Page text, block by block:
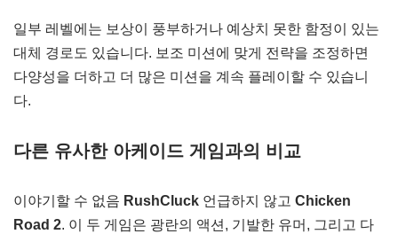
일부 레벨에는 보상이 풍부하거나 예상치 못한 함정이 있는
대체 경로도 있습니다. 보조 미션에 맞게 전략을 조정하면
다양성을 더하고 더 많은 미션을 계속 플레이할 수 있습니
다.
다른 유사한 아케이드 게임과의 비교
이야기할 수 없음 RushCluck 언급하지 않고 Chicken
Road 2. 이 두 게임은 광란의 액션, 기발한 유머, 그리고 다